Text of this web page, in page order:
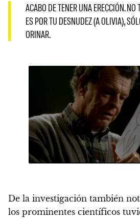
ACABO DE TENER UNA ERECCIÓN. NO
ES POR TU DESNUDEZ (A OLIVIA),
ORINAR.
De la investigación también
los prominentes científicos